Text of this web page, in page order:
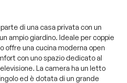
di una casa privata con un
ampio giardino. Ideale per coppie
offre una cucina moderna open
con uno spazio dedicato al
La camera ha un letto
ed è dotata di un grande